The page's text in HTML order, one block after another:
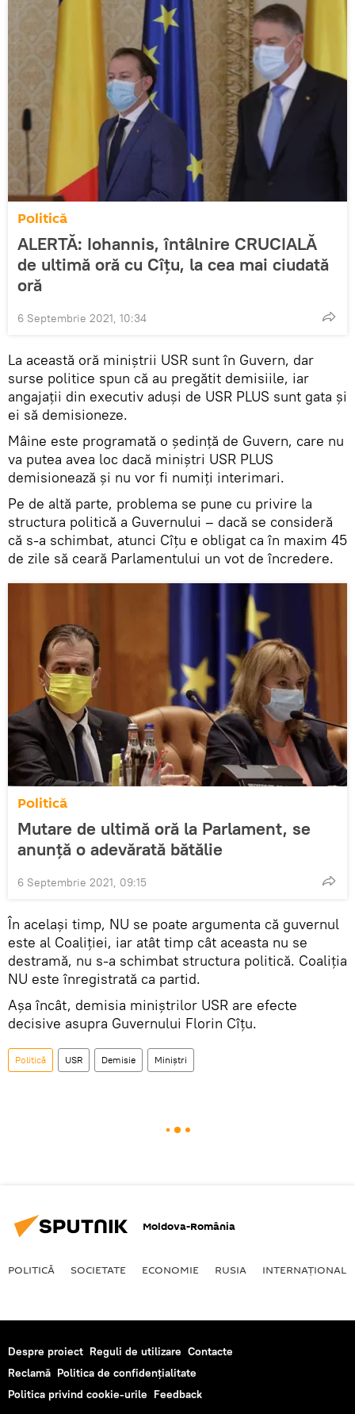
Politică
ALERTĂ: Iohannis, întâlnire CRUCIALĂ
de ultimă oră cu Cîțu, la cea mai ciudată
oră
6 Septembrie 2021, 10:34
La această oră miniștrii USR sunt în Guvern, dar
surse politice spun că au pregătit demisiile, iar
angajații din executiv aduși de USR PLUS sunt gata și
ei să demisioneze.
Mâine este programată o ședință de Guvern, care nu
va putea avea loc dacă miniștri USR PLUS
demisionează și nu vor fi numiți interimari.
Pe de altă parte, problema se pune cu privire la
structura politică a Guvernului – dacă se consideră
că s-a schimbat, atunci Cîțu e obligat ca în maxim 45
de zile să ceară Parlamentului un vot de încredere.
Politică
Mutare de ultimă oră la Parlament, se
anunță o adevărată bătălie
6 Septembrie 2021, 09:15
În același timp, NU se poate argumenta că guvernul
este al Coaliției, iar atât timp cât aceasta nu se
destramă, nu s-a schimbat structura politică. Coaliția
NU este înregistrată ca partid.
Așa încât, demisia miniștrilor USR are efecte
decisive asupra Guvernului Florin Cîțu.
Politică USR Demisie Miniștri
Moldova-România
POLITICĂ SOCIETATE ECONOMIE RUSIA INTERNAŢIONAL
Despre proiect Reguli de utilizare Contacte
Reclamă Politica de confidențialitate
Politica privind cookie-urile Feedback